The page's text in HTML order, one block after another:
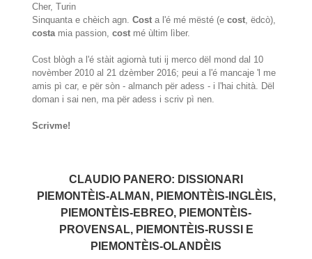
Cher, Turin
Sinquanta e chèich agn.Cost a l'é mé mësté (ecost , ëdcò),
costa mia passion,cost mé ùltim lìber.
Cost blògh a l'é stàit agiornà tuti ij merco dël mond dal 10
novèmber 2010 al 21 dzèmber 2016; peui a l'é mancaje 'l me
amis pì car, e për sòn - almanch për adess - i l'hai chità. Dël
doman i sai nen, ma për adess i scriv pì nen.
Scrivme!
CLAUDIO PANERO: DISSIONARI
PIEMONTÈIS-ALMAN, PIEMONTÈIS-INGLÈIS,
PIEMONTÈIS-EBREO, PIEMONTÈIS-
PROVENSAL, PIEMONTÈIS-RUSSI E
PIEMONTÈIS-OLANDÈIS